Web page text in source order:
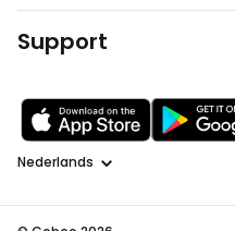
Support
Taal